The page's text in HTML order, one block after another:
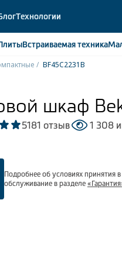
Технологии
Встраиваемаятехника
BF45C2231B
шкаф
5181 отзыв 1 308
Подробнее об условиях принятия
обслуживание в разделе